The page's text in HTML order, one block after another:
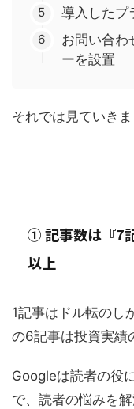
導入したプ
お問い合わ
ーを設置
それでは見ていきま
① 記事数は『7
以上
1記事はドル転のし
の6記事は投資実績
Googleは読者の役
で、読者の悩みを